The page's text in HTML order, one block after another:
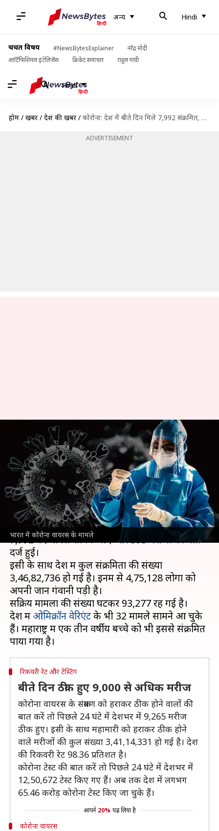
अन्य Hindi
चर्चित विषय #NewsBytesExplainer
नरेंद्र मोदी
आर्टिफिशियल इंटेलिजेंस
क्रिकेट समाचार राहुल गांधी
Hindi
होम / खबरें / देश की खबरें / कोरोना: देश में बीते दिन मिले 7,992 संक्रमित, ओमिक्रॉन के मामले बढ़कर 32 हुए
ADVERTISEMENT
भारत में कोरोना वायरस के मामले
कोरोना: देश में बीते दिन मिले 7,992
संक्रमित, ओमिक्रॉन के मामले बढ़कर
32 हुए
लेखन प्रमोद कुमार Dec 11, 2021 09:31 am
क्या है खबर?
भारत में पिछले 24 घंटे मेंकोरोना वायरससे संक्रमण के
7,992 नए मामले सामने आए और 393 मरीजों की मौत
दर्ज हुई।
इसी के साथ देश में कुल संक्रमितों की संख्या
3,46,82,736 हो गई है। इनमें से 4,75,128 लोगों को
अपनी जान गंवानी पड़ी है।
सक्रिय मामलों की संख्या घटकर 93,277 रह गई है।
देश में ओमिक्रॉन वेरिएंटके भी 32 मामले सामने आ चुके
हैं। महाराष्ट्र में एक तीन वर्षीय बच्चे को भी इससे संक्रमित
रिकवरी रेट और टेस्टिंग
बीते दिन ठीक हुए 9,000 से अधिक मरीज
कोरोना वायरस के संक्रमण को हराकर ठीक होने वालों की
बात करें तो पिछले 24 घंटे में देशभर में 9,265 मरीज
ठीक हुए। इसी के साथ महामारी को हराकर ठीक होने
वाले मरीजों की कुल संख्या 3,41,14,331 हो गई है। देश
की रिकवरी रेट 98.36 प्रतिशत है।
कोरोना टेस्ट की बात करें तो पिछले 24 घंटे में देशभर में
12,50,672 टेस्ट किए गए हैं। अब तक देश में लगभग
65.46 करोड़ कोरोना टेस्ट किए जा चुके हैं।
आपने 20% पढ़ लिया है
कोरोना वायरस